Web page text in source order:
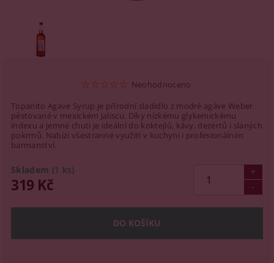
Neohodnoceno
Topanito Agave Syrup je přírodní sladidlo z modré agáve Weber
pěstované v mexickém Jaliscu. Díky nízkému glykemickému
indexu a jemné chuti je ideální do koktejlů, kávy, dezertů i slaných
pokrmů. Nabízí všestranné využití v kuchyni i profesionálním
barmanství.
Skladem (1 ks)
319 Kč